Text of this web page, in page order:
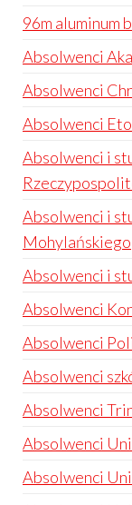
96m aluminum
Absolwenci
Absolwenci
Absolwenci
Absolwenci i
Absolwenci i
Mohylańskiego
Absolwenci i
Absolwenci
Absolwenci
Absolwenci
Absolwenci
Absolwenci
Absolwenci